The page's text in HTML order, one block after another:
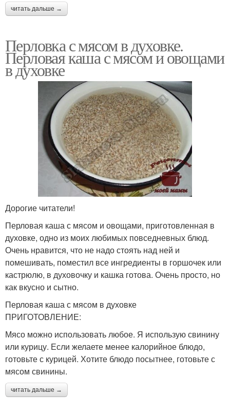
читать дальше →
Перловка с мясом в духовке.
Перловая каша с мясом и овощами
в духовке
Дорогие читатели!
Перловая каша с мясом и овощами, приготовленная в
духовке, одно из моих любимых повседневных блюд.
Очень нравится, что не надо стоять над ней и
помешивать, поместил все ингредиенты в горшочек или
кастрюлю, в духовочку и кашка готова. Очень просто, но
как вкусно и сытно.
Перловая каша с мясом в духовке
ПРИГОТОВЛЕНИЕ:
Мясо можно использовать любое. Я использую свинину
или курицу. Если желаете менее калорийное блюдо,
готовьте с курицей. Хотите блюдо посытнее, готовьте с
мясом свинины.
читать дальше →